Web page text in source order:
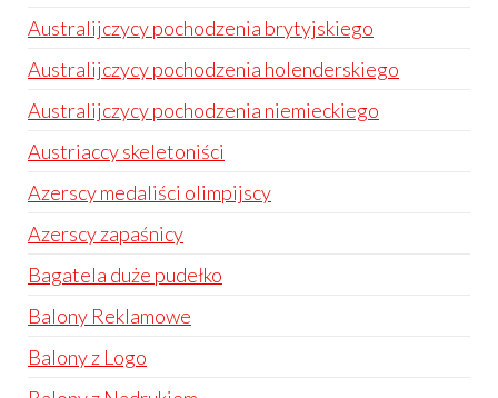
Australijczycy pochodzenia brytyjskiego
Australijczycy pochodzenia holenderskiego
Australijczycy pochodzenia niemieckiego
Austriaccy skeletoniści
Azerscy medaliści olimpijscy
Azerscy zapaśnicy
Bagatela duże pudełko
Balony Reklamowe
Balony z Logo